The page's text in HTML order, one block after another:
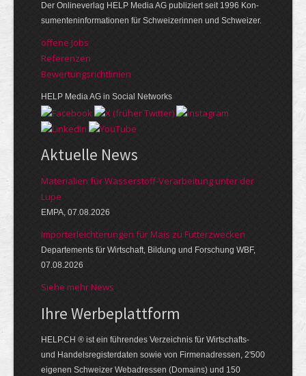
Der Online­verlag HELP Media AG publi­ziert seit 1996 Kon­
su­menten­infor­mationen für Schwei­zerinnen und Schweizer.
offene Jobs
Referenzen
Bewer­tungs­richt­linien
HELP Media AG in Social Networks
Aktuelle News
Materialien für Wasserstoff-Verarbeitung unter der
Lupe
EMPA, 07.08.2026
Importerleichterungen für Mais zu Futterzwecken
Departements für Wirtschaft, Bildung und Forschung WBF,
07.08.2026
Siehe mehr News
Ihre Werbe­platt­form
HELP.CH ® ist ein führendes Ver­zeich­nis für Wirt­schafts-
und Handels­register­daten so­wie von Firmen­adressen, 2'500
eige­nen Schweizer Web­adressen (Domains) und 150